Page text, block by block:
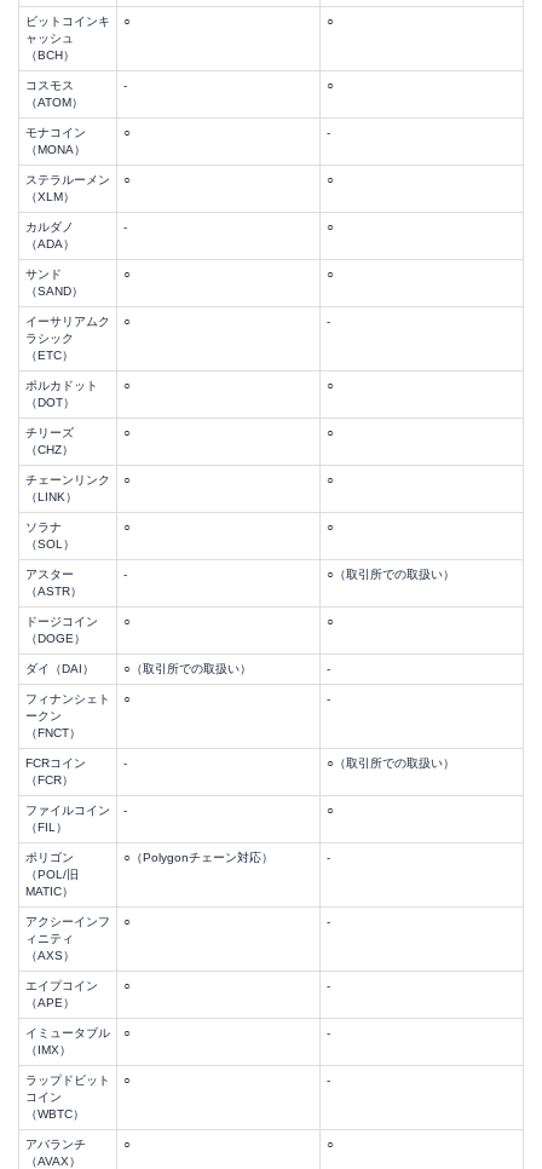
ビットコインキ
ャッシュ
（BCH）
○ ○
コスモス
（ATOM）
- ○
モナコイン
（MONA）
○ -
ステラルーメン
（XLM）
○ ○
カルダノ
（ADA）
- ○
サンド
（SAND）
○ ○
イーサリアムク
ラシック
（ETC）
○ -
ポルカドット
（DOT）
○ ○
チリーズ
（CHZ）
○ ○
チェーンリンク
（LINK）
○ ○
ソラナ
（SOL）
○ ○
アスター
（ASTR）
- ○（取引所での取扱い）
ドージコイン
（DOGE）
○ ○
ダイ（DAI） ○（取引所での取扱い） -
フィナンシェト
ークン
（FNCT）
○ -
FCRコイン
（FCR）
- ○（取引所での取扱い）
ファイルコイン
（FIL）
- ○
ポリゴン
（POL/旧
MATIC）
○（Polygonチェーン対応） -
アクシーインフ
ィニティ
（AXS）
○ -
エイプコイン
（APE）
○ -
イミュータブル
（IMX）
○ -
ラップドビット
コイン
（WBTC）
○ -
アバランチ
（AVAX）
○ ○